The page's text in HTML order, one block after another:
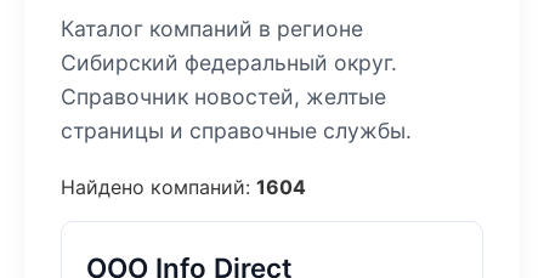
Каталог компаний в регионе
Сибирский федеральный округ.
Справочник новостей, желтые
страницы и справочные службы.
Найдено компаний: 1604
ООО Info Direct